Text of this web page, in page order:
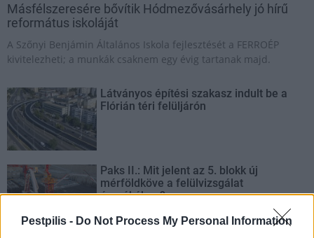
Pestpilis - Do Not Process My Personal Information
Másfélszeresére bővítik Hódmezővásárhely jó hírű
református iskoláját
A Szőnyi Benjámin Általános Iskola fejlesztését a FERROÉP
kivitelezheti; a munkák csaknem egy évig tartanak majd.
Látványos építési szakasz indult be a
Flórián téri felüljárón
Paks II.: Mit jelent az 5. blokk új
mérföldköve a felülvizsgálat
árnyékában?